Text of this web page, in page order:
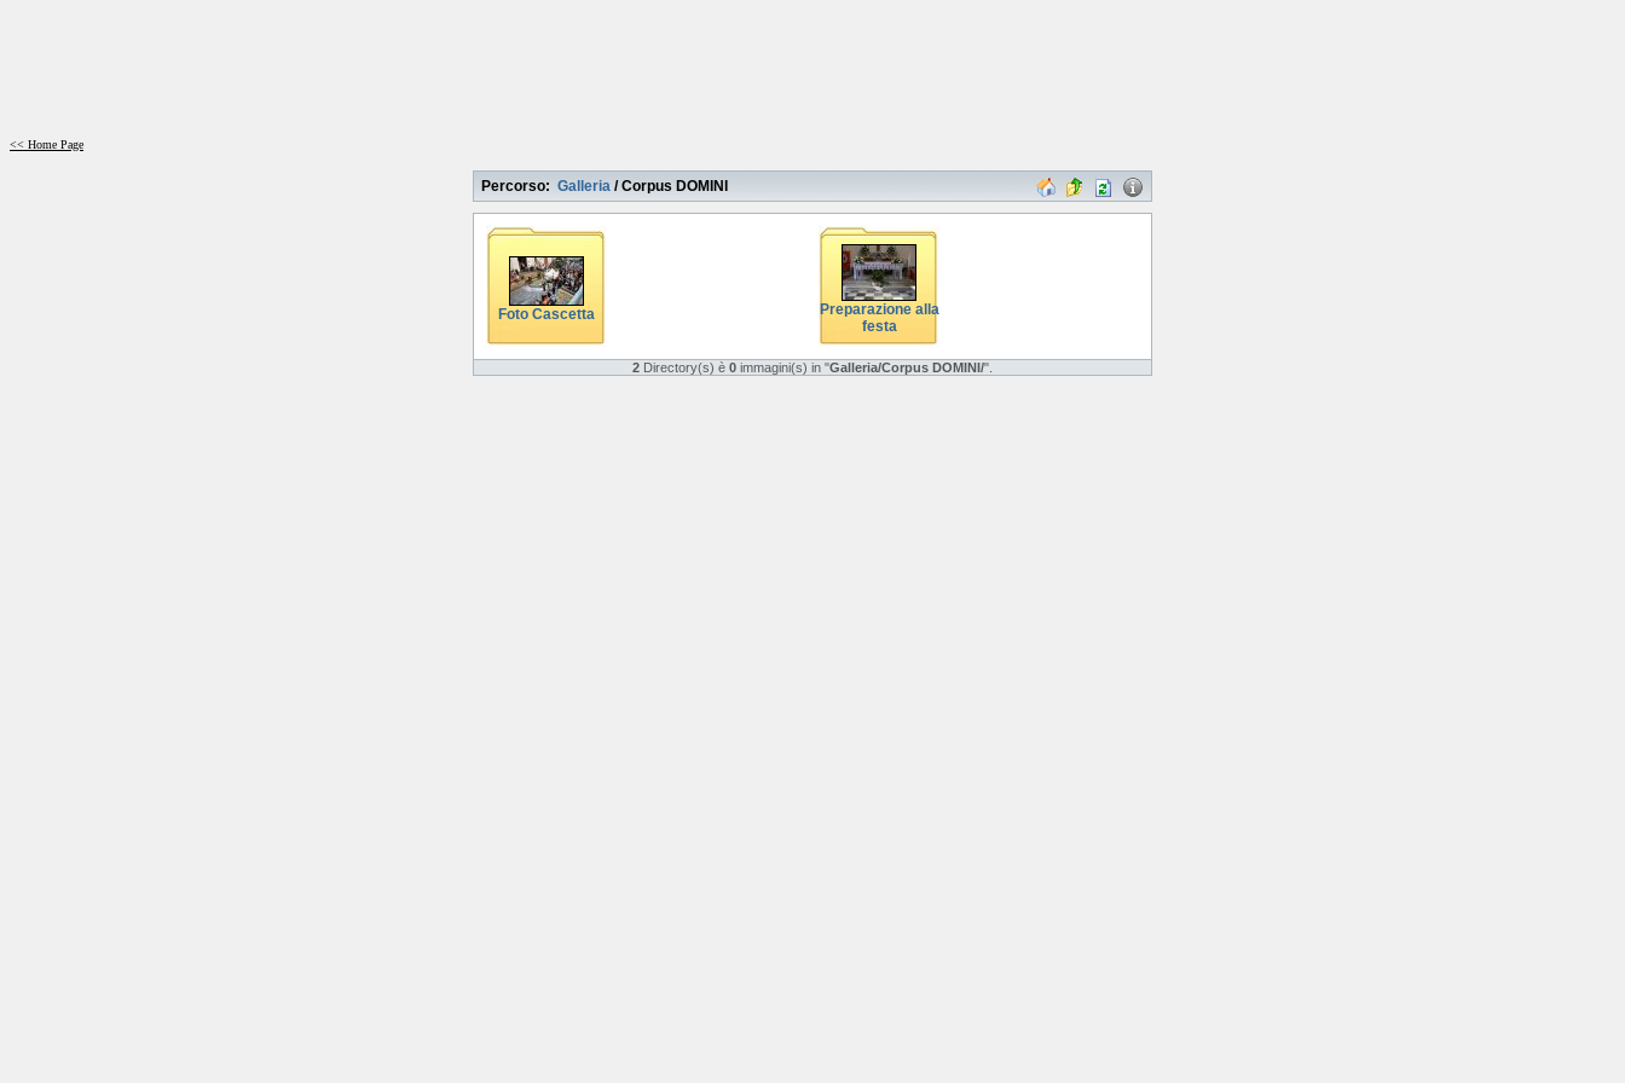
<< Home Page
Percorso: Galleria /Corpus DOMINI
Foto Cascetta
Preparazione alla
festa
2 Directory(s) è 0 immagini(s) in "Galleria/Corpus DOMINI/".